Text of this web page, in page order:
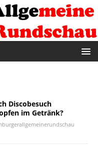
Discobesuch
im Getränk?